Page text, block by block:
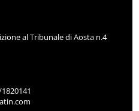
al Tribunale di Aosta n.4